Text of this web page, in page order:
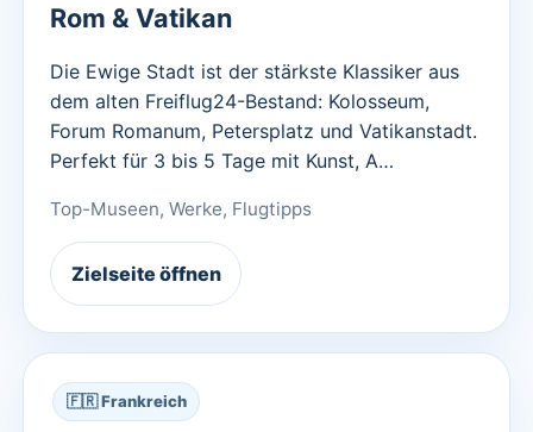
Rom & Vatikan
Die Ewige Stadt ist der stärkste Klassiker aus
dem alten Freiflug24-Bestand: Kolosseum,
Forum Romanum, Petersplatz und Vatikanstadt.
Perfekt für 3 bis 5 Tage mit Kunst, A…
Top-Museen, Werke, Flugtipps
Zielseite öffnen
🇫🇷 Frankreich